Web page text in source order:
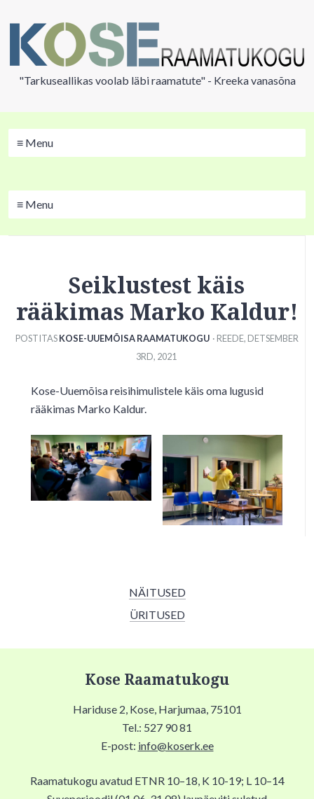
"Tarkuseallikas voolab läbi raamatute" - Kreeka vanasõna
≡ Menu
≡ Menu
Seiklustest käis
rääkimas Marko Kaldur!
POSTITASKOSE-UUEMÕISA RAAMATUKOGU · REEDE, DETSEMBER
3RD, 2021
Kose-Uuemõisa reisihimulistele käis oma lugusid
rääkimas Marko Kaldur.
NÄITUSED
ÜRITUSED
Kose Raamatukogu
Hariduse 2, Kose, Harjumaa, 75101
Tel.: 527 90 81
E-post: info@koserk.ee
Raamatukogu avatud ETNR 10–18, K 10-19; L 10–14